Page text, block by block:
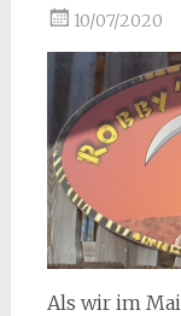
10/07/2020
Als wir im